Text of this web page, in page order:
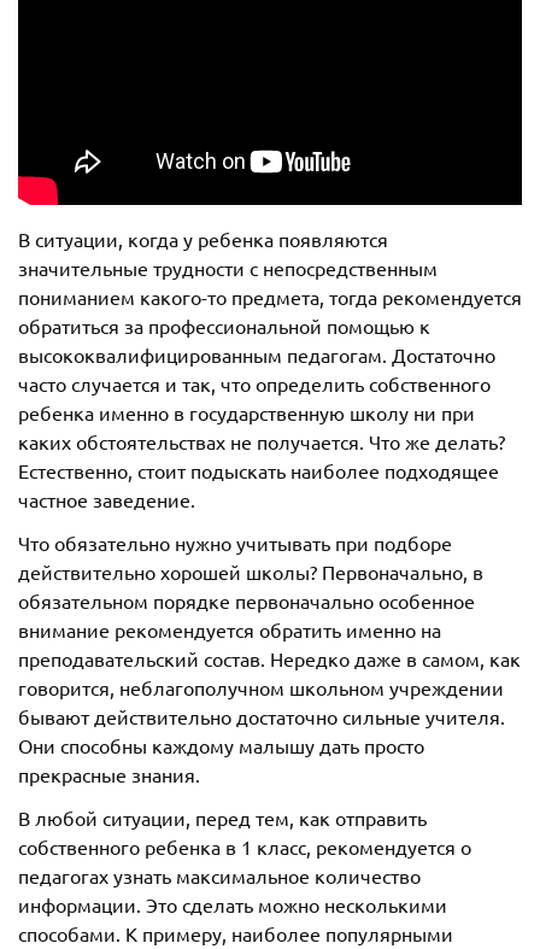
В ситуации, когда у ребенка появляются
значительные трудности с непосредственным
пониманием какого-то предмета, тогда рекомендуется
обратиться за профессиональной помощью к
высококвалифицированным педагогам. Достаточно
часто случается и так, что определить собственного
ребенка именно в государственную школу ни при
каких обстоятельствах не получается. Что же делать?
Естественно, стоит подыскать наиболее подходящее
частное заведение.
Что обязательно нужно учитывать при подборе
действительно хорошей школы? Первоначально, в
обязательном порядке первоначально особенное
внимание рекомендуется обратить именно на
преподавательский состав. Нередко даже в самом, как
говорится, неблагополучном школьном учреждении
бывают действительно достаточно сильные учителя.
Они способны каждому малышу дать просто
прекрасные знания.
В любой ситуации, перед тем, как отправить
собственного ребенка в 1 класс, рекомендуется о
педагогах узнать максимальное количество
информации. Это сделать можно несколькими
способами. К примеру, наиболее популярными